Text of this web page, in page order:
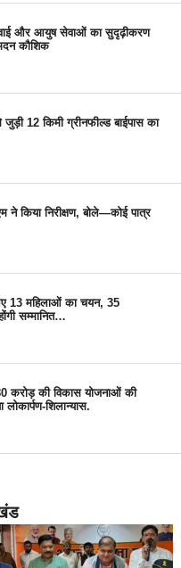
और आयुष सेवाओं का सुदृढ़ीकरण
कौशिक
जुड़ी 12 किमी ग्रीनफील्ड बाईपास का
ने किया निरीक्षण, बोले—कोई पात्र
13 महिलाओं का चयन, 35
सम्मानित…
करोड़ की विकास योजनाओं की
शिलान्यास.